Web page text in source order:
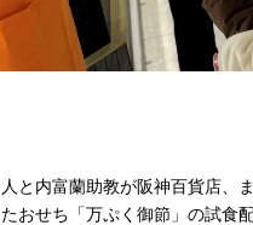
と内富蘭助教が阪神百貨店、
おせち「万ぷく御節」の試食